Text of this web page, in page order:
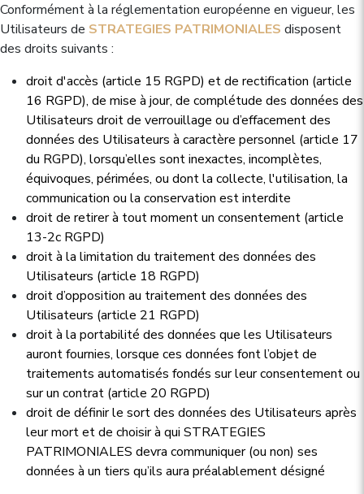
Conformément à la réglementation européenne en vigueur, les
Utilisateurs de STRATEGIES PATRIMONIALES disposent
des droits suivants :
droit d'accès (article 15 RGPD) et de rectification (article
16 RGPD), de mise à jour, de complétude des données des
Utilisateurs droit de verrouillage ou d’effacement des
données des Utilisateurs à caractère personnel (article 17
du RGPD), lorsqu’elles sont inexactes, incomplètes,
équivoques, périmées, ou dont la collecte, l'utilisation, la
communication ou la conservation est interdite
droit de retirer à tout moment un consentement (article
13-2c RGPD)
droit à la limitation du traitement des données des
Utilisateurs (article 18 RGPD)
droit d’opposition au traitement des données des
Utilisateurs (article 21 RGPD)
droit à la portabilité des données que les Utilisateurs
auront fournies, lorsque ces données font l’objet de
traitements automatisés fondés sur leur consentement ou
sur un contrat (article 20 RGPD)
droit de définir le sort des données des Utilisateurs après
leur mort et de choisir à qui STRATEGIES
PATRIMONIALES devra communiquer (ou non) ses
données à un tiers qu’ils aura préalablement désigné